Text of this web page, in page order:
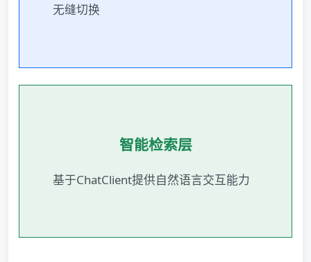
无缝切换
智能检索层
基于ChatClient提供自然语言交互能力